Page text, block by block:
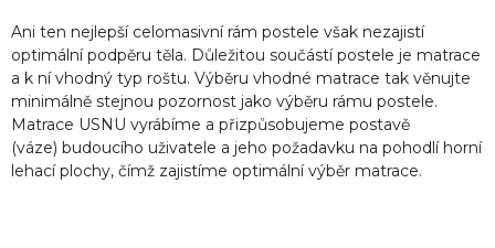
Ani ten nejlepší celomasivní rám postele však nezajistí
optimální podpěru těla. Důležitou součástí postele je matrace
a k ní vhodný typ roštu. Výběru vhodné matrace tak věnujte
minimálně stejnou pozornost jako výběru rámu postele.
Matrace USNU vyrábíme a přizpůsobujeme postavě
(váze) budoucího uživatele a jeho požadavku na pohodlí horní
lehací plochy, čímž zajistíme optimální výběr matrace.